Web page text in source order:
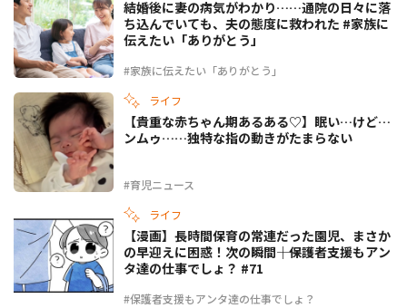
#家族に伝えたい「ありがとう」
結婚後に妻の病気がわかり……通院の日々に落
ち込んでいても、夫の態度に救われた #家族に
伝えたい「ありがとう」
ライフ
#育児ニュース
【貴重な赤ちゃん期あるある♡】眠い…けど…
ンムゥ……独特な指の動きがたまらない
ライフ
#保護者支援もアンタ達の仕事でしょ？
【漫画】長時間保育の常連だった園児、まさか
の早迎えに困惑！次の瞬間――｜保護者支援もアン
タ達の仕事でしょ？ #71